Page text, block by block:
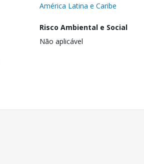
América Latina e Caribe
Risco Ambiental e Social
Não aplicável